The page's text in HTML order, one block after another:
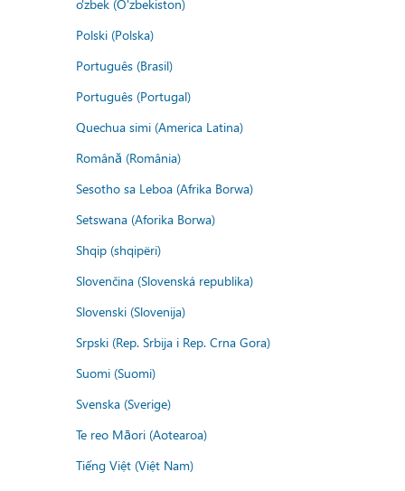
o'zbek (O'zbekiston)
Polski (Polska)
Português (Brasil)
Português (Portugal)
Quechua simi (America Latina)
Română (România)
Sesotho sa Leboa (Afrika Borwa)
Setswana (Aforika Borwa)
Shqip (shqipëri)
Slovenčina (Slovenská republika)
Slovenski (Slovenija)
Srpski (Rep. Srbija i Rep. Crna Gora)
Suomi (Suomi)
Svenska (Sverige)
Te reo Māori (Aotearoa)
Tiếng Việt (Việt Nam)